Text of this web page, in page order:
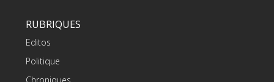
RUBRIQUES
Editos
Politique